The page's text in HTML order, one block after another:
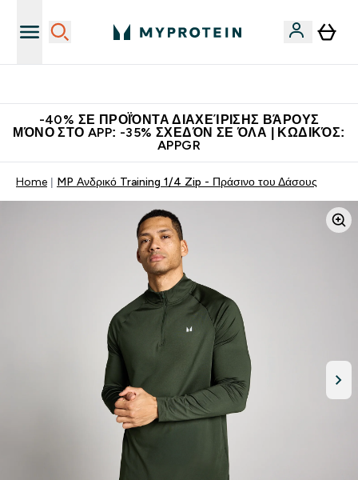
-40% ΣΕ ΠΡΟΪΌΝΤΑ ΔΙΑΧΕΊΡΙΣΗΣ ΒΆΡΟΥΣ
ΜΌΝΟ ΣΤΟ APP: -35% ΣΧΕΔΌΝ ΣΕ ΌΛΑ | ΚΩΔΙΚΌΣ:
APPGR
Home MP Ανδρικό Training 1/4 Zip - Πράσινο του Δάσους